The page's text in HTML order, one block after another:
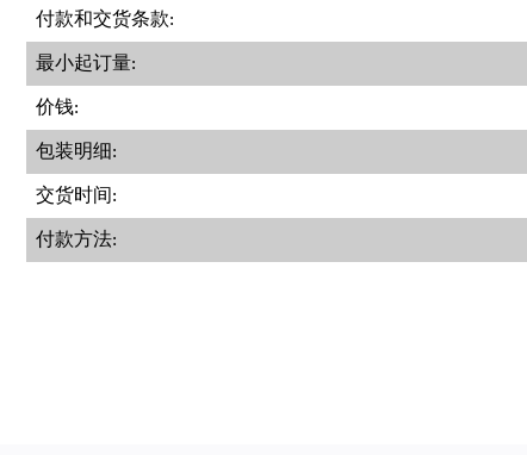
付款和交货条款:
最小起订量:
价钱:
包装明细:
交货时间:
付款方法: